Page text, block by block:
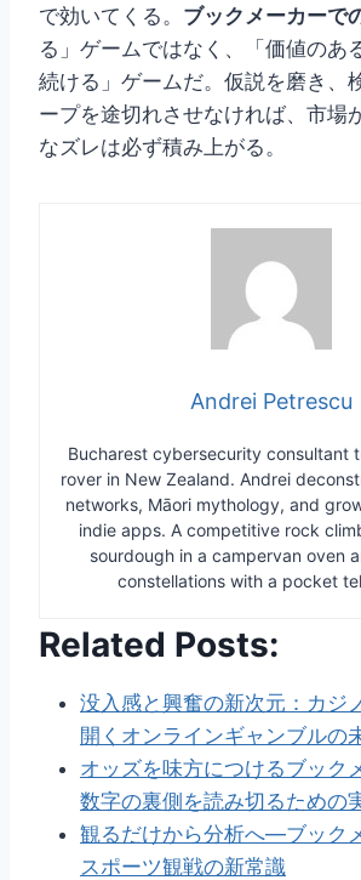
で効いてくる。 ブックメーカーで
る」ゲームではなく、「価値のあ
続ける」ゲームだ。仮説を磨き、
ープを途切れさせなければ、市場
なズレは必ず積み上がる。
Andrei Petrescu
Bucharest cybersecurity consultant
rover in New Zealand. Andrei
networks, Māori mythology, and
indie apps. A competitive rock
sourdough in a campervan oven
constellations with a pocket
Related Posts:
没入感と興奮の新次元：カジ
開くオンラインギャンブルの
オッズを味方につけるブック
数字の裏側を読み切るための
観るだけから分析へ—ブック
スポーツ観戦の新常識